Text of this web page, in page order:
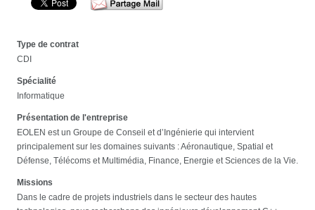
Type de contrat
CDI
Spécialité
Informatique
Présentation de l'entreprise
EOLEN est un Groupe de Conseil et d’Ingénierie qui intervient
principalement sur les domaines suivants : Aéronautique, Spatial et
Défense, Télécoms et Multimédia, Finance, Energie et Sciences de la Vie.
Missions
Dans le cadre de projets industriels dans le secteur des hautes